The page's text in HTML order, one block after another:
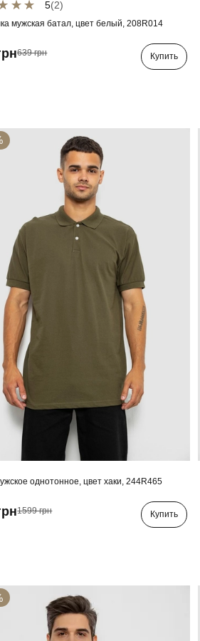
5(2)
мужская батал, цвет белый, 208R014
639 грн Купить
однотонное, цвет хаки, 244R465
1599 грн Купить